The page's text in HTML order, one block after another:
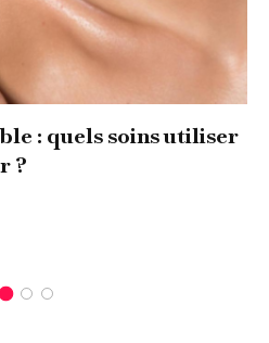
: quels soins utiliser
?